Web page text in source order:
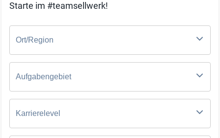
Starte im #teamsellwerk!
Ort/Region
Aufgabengebiet
Karrierelevel